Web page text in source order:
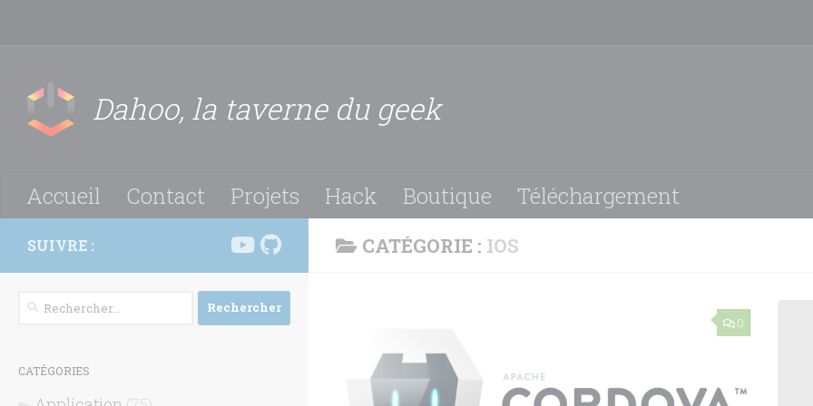
Dahoo, la taverne du geek
Accueil Contact Projets Hack Boutique Téléchargement
CATÉGORIE : IOS
0
SUIVRE :
Rechercher :
CATÉGORIES